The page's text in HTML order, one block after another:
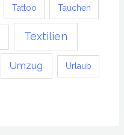
Tattoo Tauchen
Textilien
Umzug Urlaub